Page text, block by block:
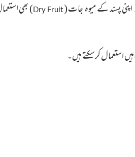
(
Dry Fruit
)بھی
استعمال کرسکتے ہیں۔